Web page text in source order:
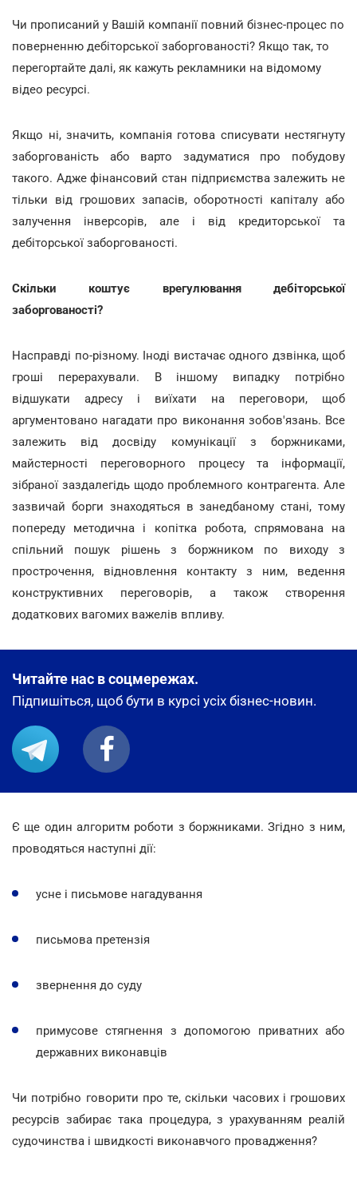
Чи прописаний у Вашій компанії повний бізнес-процес по
поверненню дебіторської заборгованості? Якщо так, то
перегортайте далі, як кажуть рекламники на відомому
відео ресурсі.
Якщо ні, значить, компанія готова списувати нестягнуту
заборгованість або варто задуматися про побудову
такого. Адже фінансовий стан підприємства залежить не
тільки від грошових запасів, оборотності капіталу або
залучення інверсорів, але і від кредиторської та
дебіторської заборгованості.
Скільки коштує врегулювання дебіторської
заборгованості?
Насправді по-різному. Іноді вистачає одного дзвінка, щоб
гроші перерахували. В іншому випадку потрібно
відшукати адресу і виїхати на переговори, щоб
аргументовано нагадати про виконання зобов'язань. Все
залежить від досвіду комунікації з боржниками,
майстерності переговорного процесу та інформації,
зібраної заздалегідь щодо проблемного контрагента. Але
зазвичай борги знаходяться в занедбаному стані, тому
попереду методична і копітка робота, спрямована на
спільний пошук рішень з боржником по виходу з
прострочення, відновлення контакту з ним, ведення
конструктивних переговорів, а також створення
додаткових вагомих важелів впливу.
Читайте нас в соцмережах.
Підпишіться, щоб бути в курсі усіх бізнес-новин.
Є ще один алгоритм роботи з боржниками. Згідно з ним,
проводяться наступні дії:
усне і письмове нагадування
письмова претензія
звернення до суду
примусове стягнення з допомогою приватних або
державних виконавців
Чи потрібно говорити про те, скільки часових і грошових
ресурсів забирає така процедура, з урахуванням реалій
судочинства і швидкості виконавчого провадження?